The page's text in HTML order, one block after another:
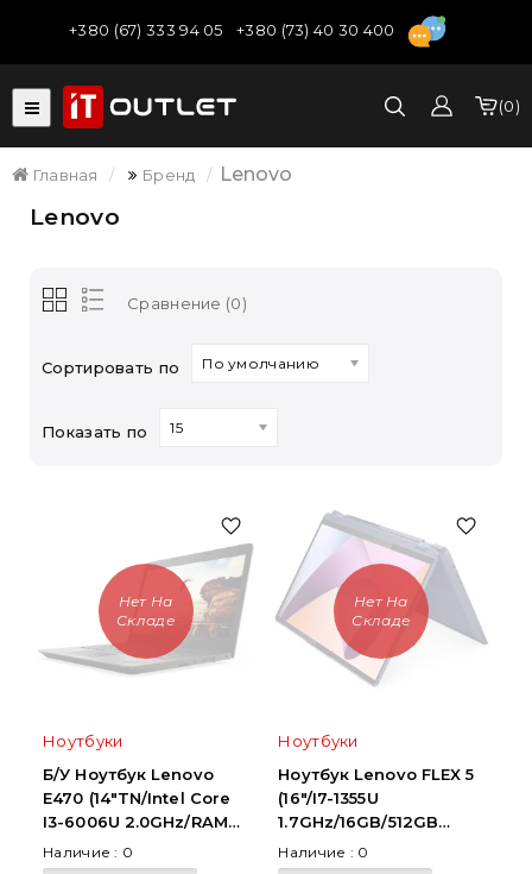
+380 (67) 333 94 05 +380 (73) 40 30 400
0
Главная Бренд Lenovo
Lenovo
Сравнение (0)
Сортировать по По умолчанию
Показать по 15
Нет На
Складе
Ноутбуки
Б/У Ноутбук Lenovo
Е470 (14"TN/Intel Core
I3-6006U 2.0GHz/RAM
8GB DDR4/SDD
240GB/W10P)
Наличие : 0
Нет На
Складе
Ноутбуки
Ноутбук Lenovo FLEX 5
(16"/i7-1355U
1.7GHz/16GB/512GB
SSD/WUXGA Touch/Win
11)
Наличие : 0